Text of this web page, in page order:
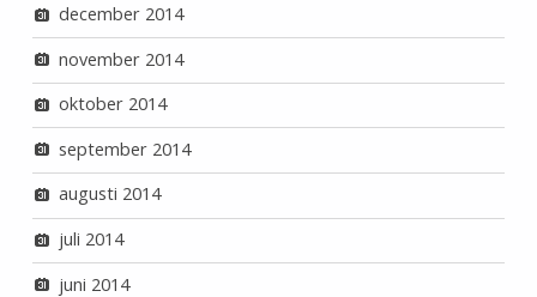
december 2014
november 2014
oktober 2014
september 2014
augusti 2014
juli 2014
juni 2014